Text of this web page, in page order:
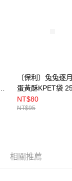
〔保利〕兔兔逐
蛋黃酥KPET袋
（BP8911）
NT$80
NT$95
相關推薦